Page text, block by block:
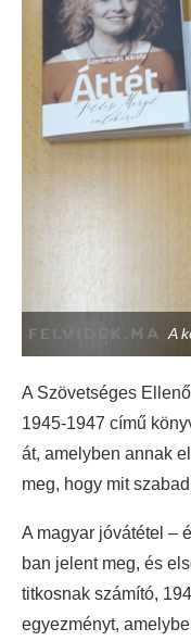
A
A Szövetséges
1945-1947 című
át, amelyben annak
meg, hogy mit
A magyar jóvátétel –
ban jelent meg, és
titkosnak számító,
egyezményt,